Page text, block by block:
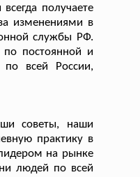
получаете
изменениями в
службы РФ.
постоянной и
всей России,
советы, наши
практику в
на рынке
людей по всей